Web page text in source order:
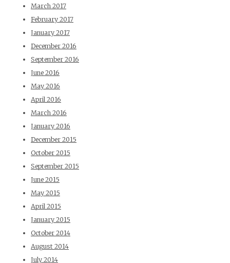
March 2017
February 2017
January 2017
December 2016
September 2016
June 2016
May 2016
April 2016
March 2016
January 2016
December 2015
October 2015
September 2015
June 2015
May 2015
April 2015
January 2015
October 2014
August 2014
July 2014